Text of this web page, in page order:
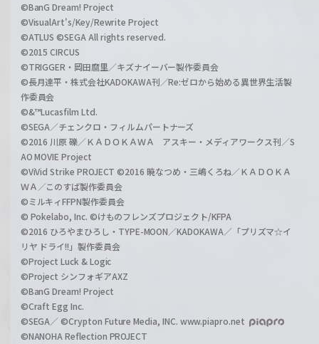
©BanG Dream! Project
©VisualArt's/Key/Rewrite Project
©ATLUS ©SEGA All rights reserved.
©2015 CIRCUS
©TRIGGER・岡田麿里／キズナイーバー製作委員会
©長月達平・株式会社KADOKAWA刊／Re:ゼロから始める異世界生活製
作委員会
©&™Lucasfilm Ltd.
©SEGA／チェンクロ・フィルムパートナーズ
©2016 川原 礫／ＫＡＤＯＫＡＷＡ アスキー・メディアワークス刊／S
AO MOVIE Project
©ViVid Strike PROJECT ©2016 暁なつめ・三嶋くろね／ＫＡＤＯＫＡ
ＷＡ／このすば製作委員会
©ミルキィFFPN製作委員会
© Pokelabo, Inc. ©けものフレンズプロジェクト/KFPA
©2016 ひろやまひろし・TYPE-MOON／KADOKAWA／「プリズマ☆イ
リヤ ドライ!!」製作委員会
©Project Luck & Logic
©Project シンフォギアAXZ
©BanG Dream! Project
©Craft Egg Inc.
©SEGA／ ©Crypton Future Media, INC. www.piapro.net
©NANOHA Reflection PROJECT